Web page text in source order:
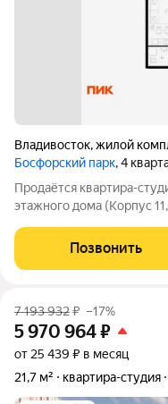
Владивосток,жилой
Босфорский парк, 4
Продаётся квартира-
этажного дома (Корпус
функциональная
квартал «Босфорский
Позвонить
7 193 932₽ –17%
5 970 964₽
от 25 439 ₽ в месяц
21,7 м²
квартира-студия